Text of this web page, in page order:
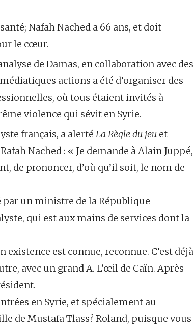
Nafah Nached a 66 ans, et doit
le cœur.
de Damas, en collaboration avec des
actions a été d’organiser des
où tous étaient invités à
violence qui sévit en Syrie.
français, a alerté La Règle du jeu et
Nached : « Je demande à Alain Juppé,
de prononcer, d’où qu’il soit, le nom de
un ministre de la République
qui est aux mains de services dont la
existence est connue, reconnue. C’est déjà
avec un grand A. L’œil de Caïn. Après
en Syrie, et spécialement au
de Mustafa Tlass? Roland, puisque vous